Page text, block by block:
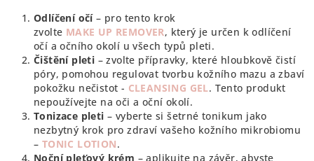
Odlíčení očí– pro tento krok
zvolte MAKE UP REMOVER, který je určen k odlíčení
očí a očního okolí u všech typů pleti.
Čištění pleti – zvolte přípravky, které hloubkově čistí
póry, pomohou regulovat tvorbu kožního mazu a zbaví
pokožku nečistot - CLEANSING GEL. Tento produkt
nepoužívejte na oči a oční okolí.
Tonizace pleti – vyberte si šetrné tonikum jako
nezbytný krok pro zdraví vašeho kožního mikrobiomu
– TONIC LOTION.
Noční pleťový krém – aplikujte na závěr, abyste